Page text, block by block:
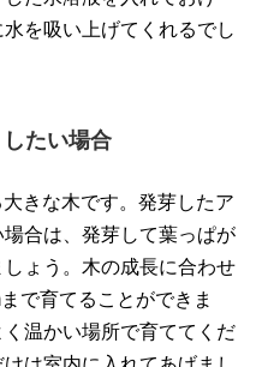
を吸い上げてくれるでし
たい場合
きな木です。発芽したア
合は、発芽して葉っぱが
ょう。木の成長に合わせ
で育てることができま
温かい場所で育ててくだ